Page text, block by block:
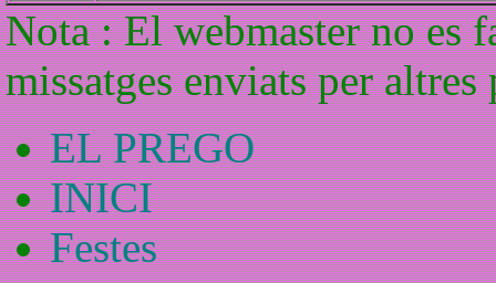
Nota : El webmaster no es
missatges enviats per altres
EL PREGO
INICI
Festes